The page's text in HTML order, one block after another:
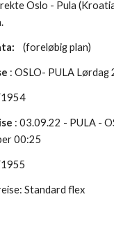
Oslo - Pula
   (
foreløbig plan)
: OSLO- PULA
: 03.09.22 - PULA -
00:25
Standard flex